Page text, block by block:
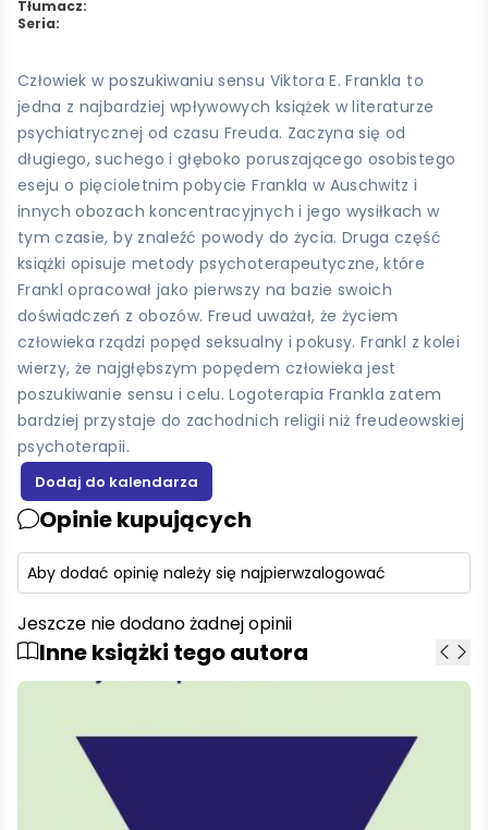
Tłumacz:
Seria:
Człowiek w poszukiwaniu sensu Viktora E. Frankla to
jedna z najbardziej wpływowych książek w literaturze
psychiatrycznej od czasu Freuda. Zaczyna się od
długiego, suchego i głęboko poruszającego osobistego
eseju o pięcioletnim pobycie Frankla w Auschwitz i
innych obozach koncentracyjnych i jego wysiłkach w
tym czasie, by znaleźć powody do życia. Druga część
książki opisuje metody psychoterapeutyczne, które
Frankl opracował jako pierwszy na bazie swoich
doświadczeń z obozów. Freud uważał, że życiem
człowieka rządzi popęd seksualny i pokusy. Frankl z kolei
wierzy, że najgłębszym popędem człowieka jest
poszukiwanie sensu i celu. Logoterapia Frankla zatem
bardziej przystaje do zachodnich religii niż freudeowskiej
psychoterapii.
Opinie kupujących
Aby dodać opinię należy się najpierwzalogować
Jeszcze nie dodano żadnej opinii
Inne książki tego autora